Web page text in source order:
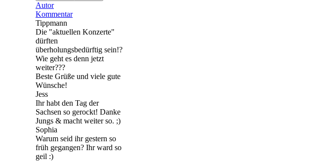
Autor
Kommentar
Tippmann
Die "aktuellen Konzerte"
dürften
überholungsbedürftig sein!?
Wie geht es denn jetzt
weiter???
Beste Grüße und viele gute
Wünsche!
Jess
Ihr habt den Tag der
Sachsen so gerockt! Danke
Jungs & macht weiter so. ;)
Sophia
Warum seid ihr gestern so
früh gegangen? Ihr ward so
geil :)